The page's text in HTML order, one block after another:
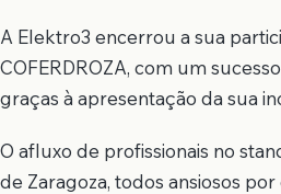
A Elektro3 encerrou a sua
COFERDROZA, com um
graças à apresentação da sua
O afluxo de profissionais no
de Zaragoza, todos ansiosos